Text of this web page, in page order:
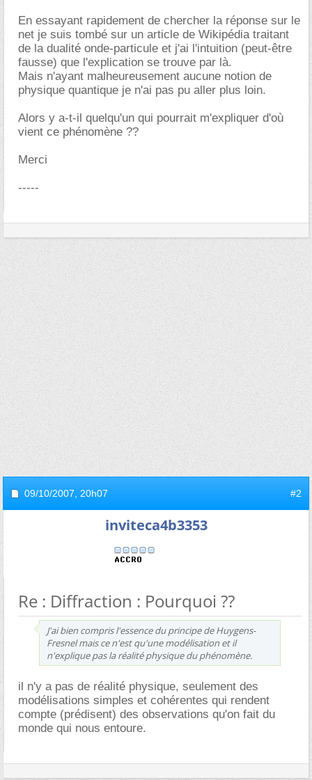
En essayant rapidement de chercher la réponse sur le
net je suis tombé sur un article de Wikipédia traitant
de la dualité onde-particule et j'ai l'intuition (peut-être
fausse) que l'explication se trouve par là.
Mais n'ayant malheureusement aucune notion de
physique quantique je n'ai pas pu aller plus loin.
Alors y a-t-il quelqu'un qui pourrait m'expliquer d'où
vient ce phénomène ??
Merci
-----
09/10/2007, 20h07 #2
inviteca4b3353
Re : Diffraction : Pourquoi ??
J'ai bien compris l'essence du principe de Huygens-
Fresnel mais ce n'est qu'une modélisation et il
n'explique pas la réalité physique du phénomène.
il n'y a pas de réalité physique, seulement des
modélisations simples et cohérentes qui rendent
compte (prédisent) des observations qu'on fait du
monde qui nous entoure.